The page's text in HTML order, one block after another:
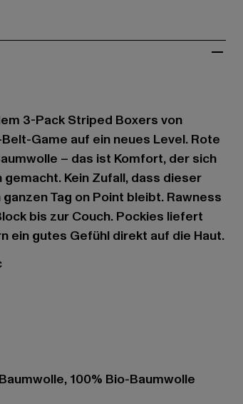
3-Pack Striped Boxers von
Game auf ein neues Level. Rote
– das ist Komfort, der sich
Kein Zufall, dass dieser
Tag on Point bleibt. Rawness
bis zur Couch. Pockies liefert
ein gutes Gefühl direkt auf die Haut.
100% Bio-Baumwolle